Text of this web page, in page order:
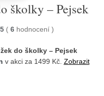
školky – Pejsek
5 ( 6 hodnocení )
do školky – Pejsek
v akci za 1499 Kč. Zobrazit